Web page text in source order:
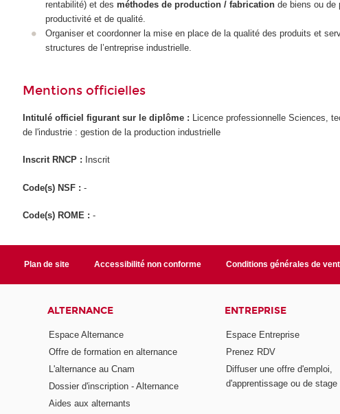
rentabilité) et des méthodes de production / fabricationde biens ou de
productivité et de qualité.
Organiser et coordonner la mise en place de la qualité des produits et
structures de l’entreprise industrielle.
Mentions officielles
Intitulé officiel figurant sur le diplôme : Licence professionnelle Sciences,
de l'industrie : gestion de la production industrielle
Inscrit RNCP : Inscrit
Code(s) NSF :-
Code(s) ROME :-
Plan de site Accessibilité non conforme Conditions générales de
ALTERNANCE
Espace Alternance
Offre de formation en alternance
L'alternance au Cnam
Dossier d'inscription - Alternance
Aides aux alternants
ENTREPRISE
Espace Entreprise
Prenez RDV
Diffuser une offre d'emploi,
d'apprentissage ou de stage